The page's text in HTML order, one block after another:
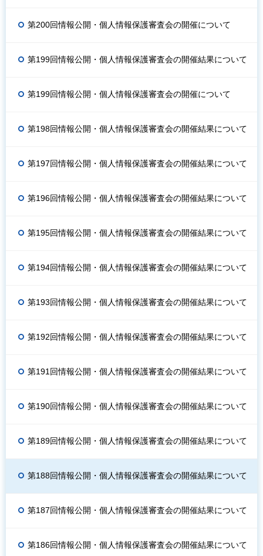
第200回情報公開・個人情報保護審査会の開催について
第199回情報公開・個人情報保護審査会の開催結果について
第199回情報公開・個人情報保護審査会の開催について
第198回情報公開・個人情報保護審査会の開催結果について
第197回情報公開・個人情報保護審査会の開催結果について
第196回情報公開・個人情報保護審査会の開催結果について
第195回情報公開・個人情報保護審査会の開催結果について
第194回情報公開・個人情報保護審査会の開催結果について
第193回情報公開・個人情報保護審査会の開催結果について
第192回情報公開・個人情報保護審査会の開催結果について
第191回情報公開・個人情報保護審査会の開催結果について
第190回情報公開・個人情報保護審査会の開催結果について
第189回情報公開・個人情報保護審査会の開催結果について
第188回情報公開・個人情報保護審査会の開催結果について
第187回情報公開・個人情報保護審査会の開催結果について
第186回情報公開・個人情報保護審査会の開催結果について